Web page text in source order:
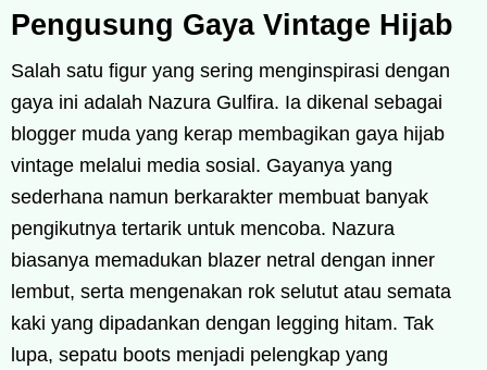
Pengusung Gaya Vintage Hijab
Salah satu figur yang sering menginspirasi dengan
gaya ini adalah Nazura Gulfira. Ia dikenal sebagai
blogger muda yang kerap membagikan gaya hijab
vintage melalui media sosial. Gayanya yang
sederhana namun berkarakter membuat banyak
pengikutnya tertarik untuk mencoba. Nazura
biasanya memadukan blazer netral dengan inner
lembut, serta mengenakan rok selutut atau semata
kaki yang dipadankan dengan legging hitam. Tak
lupa, sepatu boots menjadi pelengkap yang